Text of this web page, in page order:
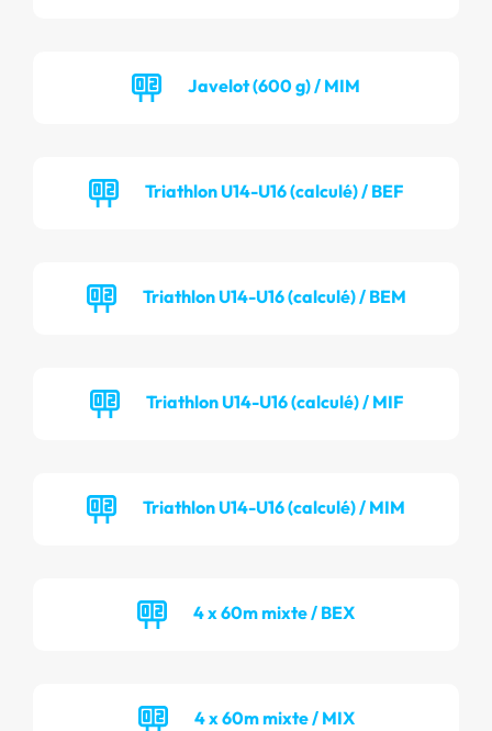
Javelot (600 g) / MIM
Triathlon U14-U16 (calculé) / BEF
Triathlon U14-U16 (calculé) / BEM
Triathlon U14-U16 (calculé) / MIF
Triathlon U14-U16 (calculé) / MIM
4 x 60m mixte / BEX
4 x 60m mixte / MIX